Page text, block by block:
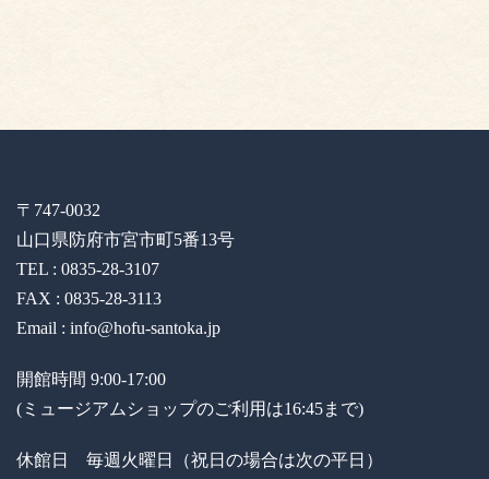
〒747-0032
山口県防府市宮市町5番13号
TEL : 0835-28-3107
FAX : 0835-28-3113
Email : info@hofu-santoka.jp
開館時間 9:00-17:00
(ミュージアムショップのご利用は16:45まで)
休館日 毎週火曜日（祝日の場合は次の平日）